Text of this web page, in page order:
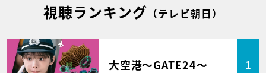
視聴ランキング （テレビ朝日）
大空港～GATE24～ 1